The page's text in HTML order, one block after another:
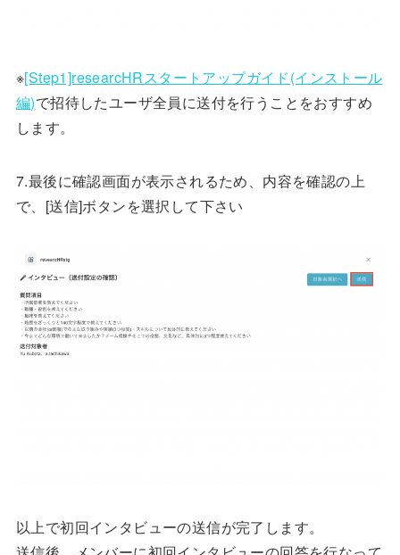
※[Step1]researcHRスタートアップガイド(インストール
編)で招待したユーザ全員に送付を行うことをおすすめ
します。
7.最後に確認画面が表示されるため、内容を確認の上
で、[送信]ボタンを選択して下さい
以上で初回インタビューの送信が完了します。